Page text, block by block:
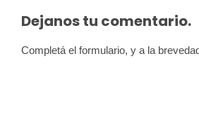
Dejanos tu comentario.
Completá el formulario, y a la